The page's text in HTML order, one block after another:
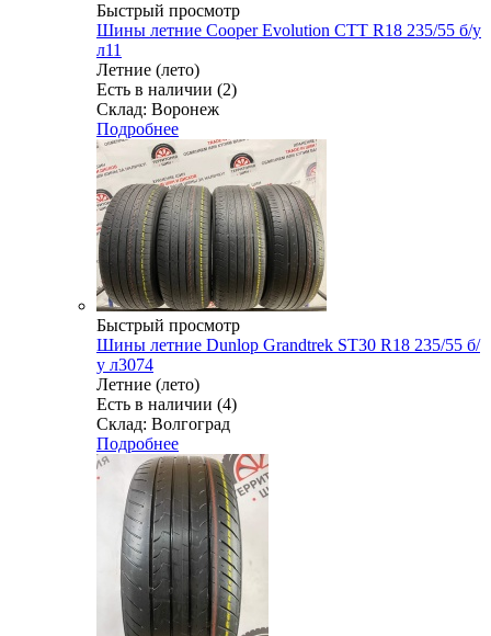
Быстрый просмотр
Шины летние Cooper Evolution CTT R18 235/55 б/у
л11
Летние (лето)
Есть в наличии (2)
Склад: Воронеж
Подробнее
Быстрый просмотр
Шины летние Dunlop Grandtrek ST30 R18 235/55 б/
у л3074
Летние (лето)
Есть в наличии (4)
Склад: Волгоград
Подробнее